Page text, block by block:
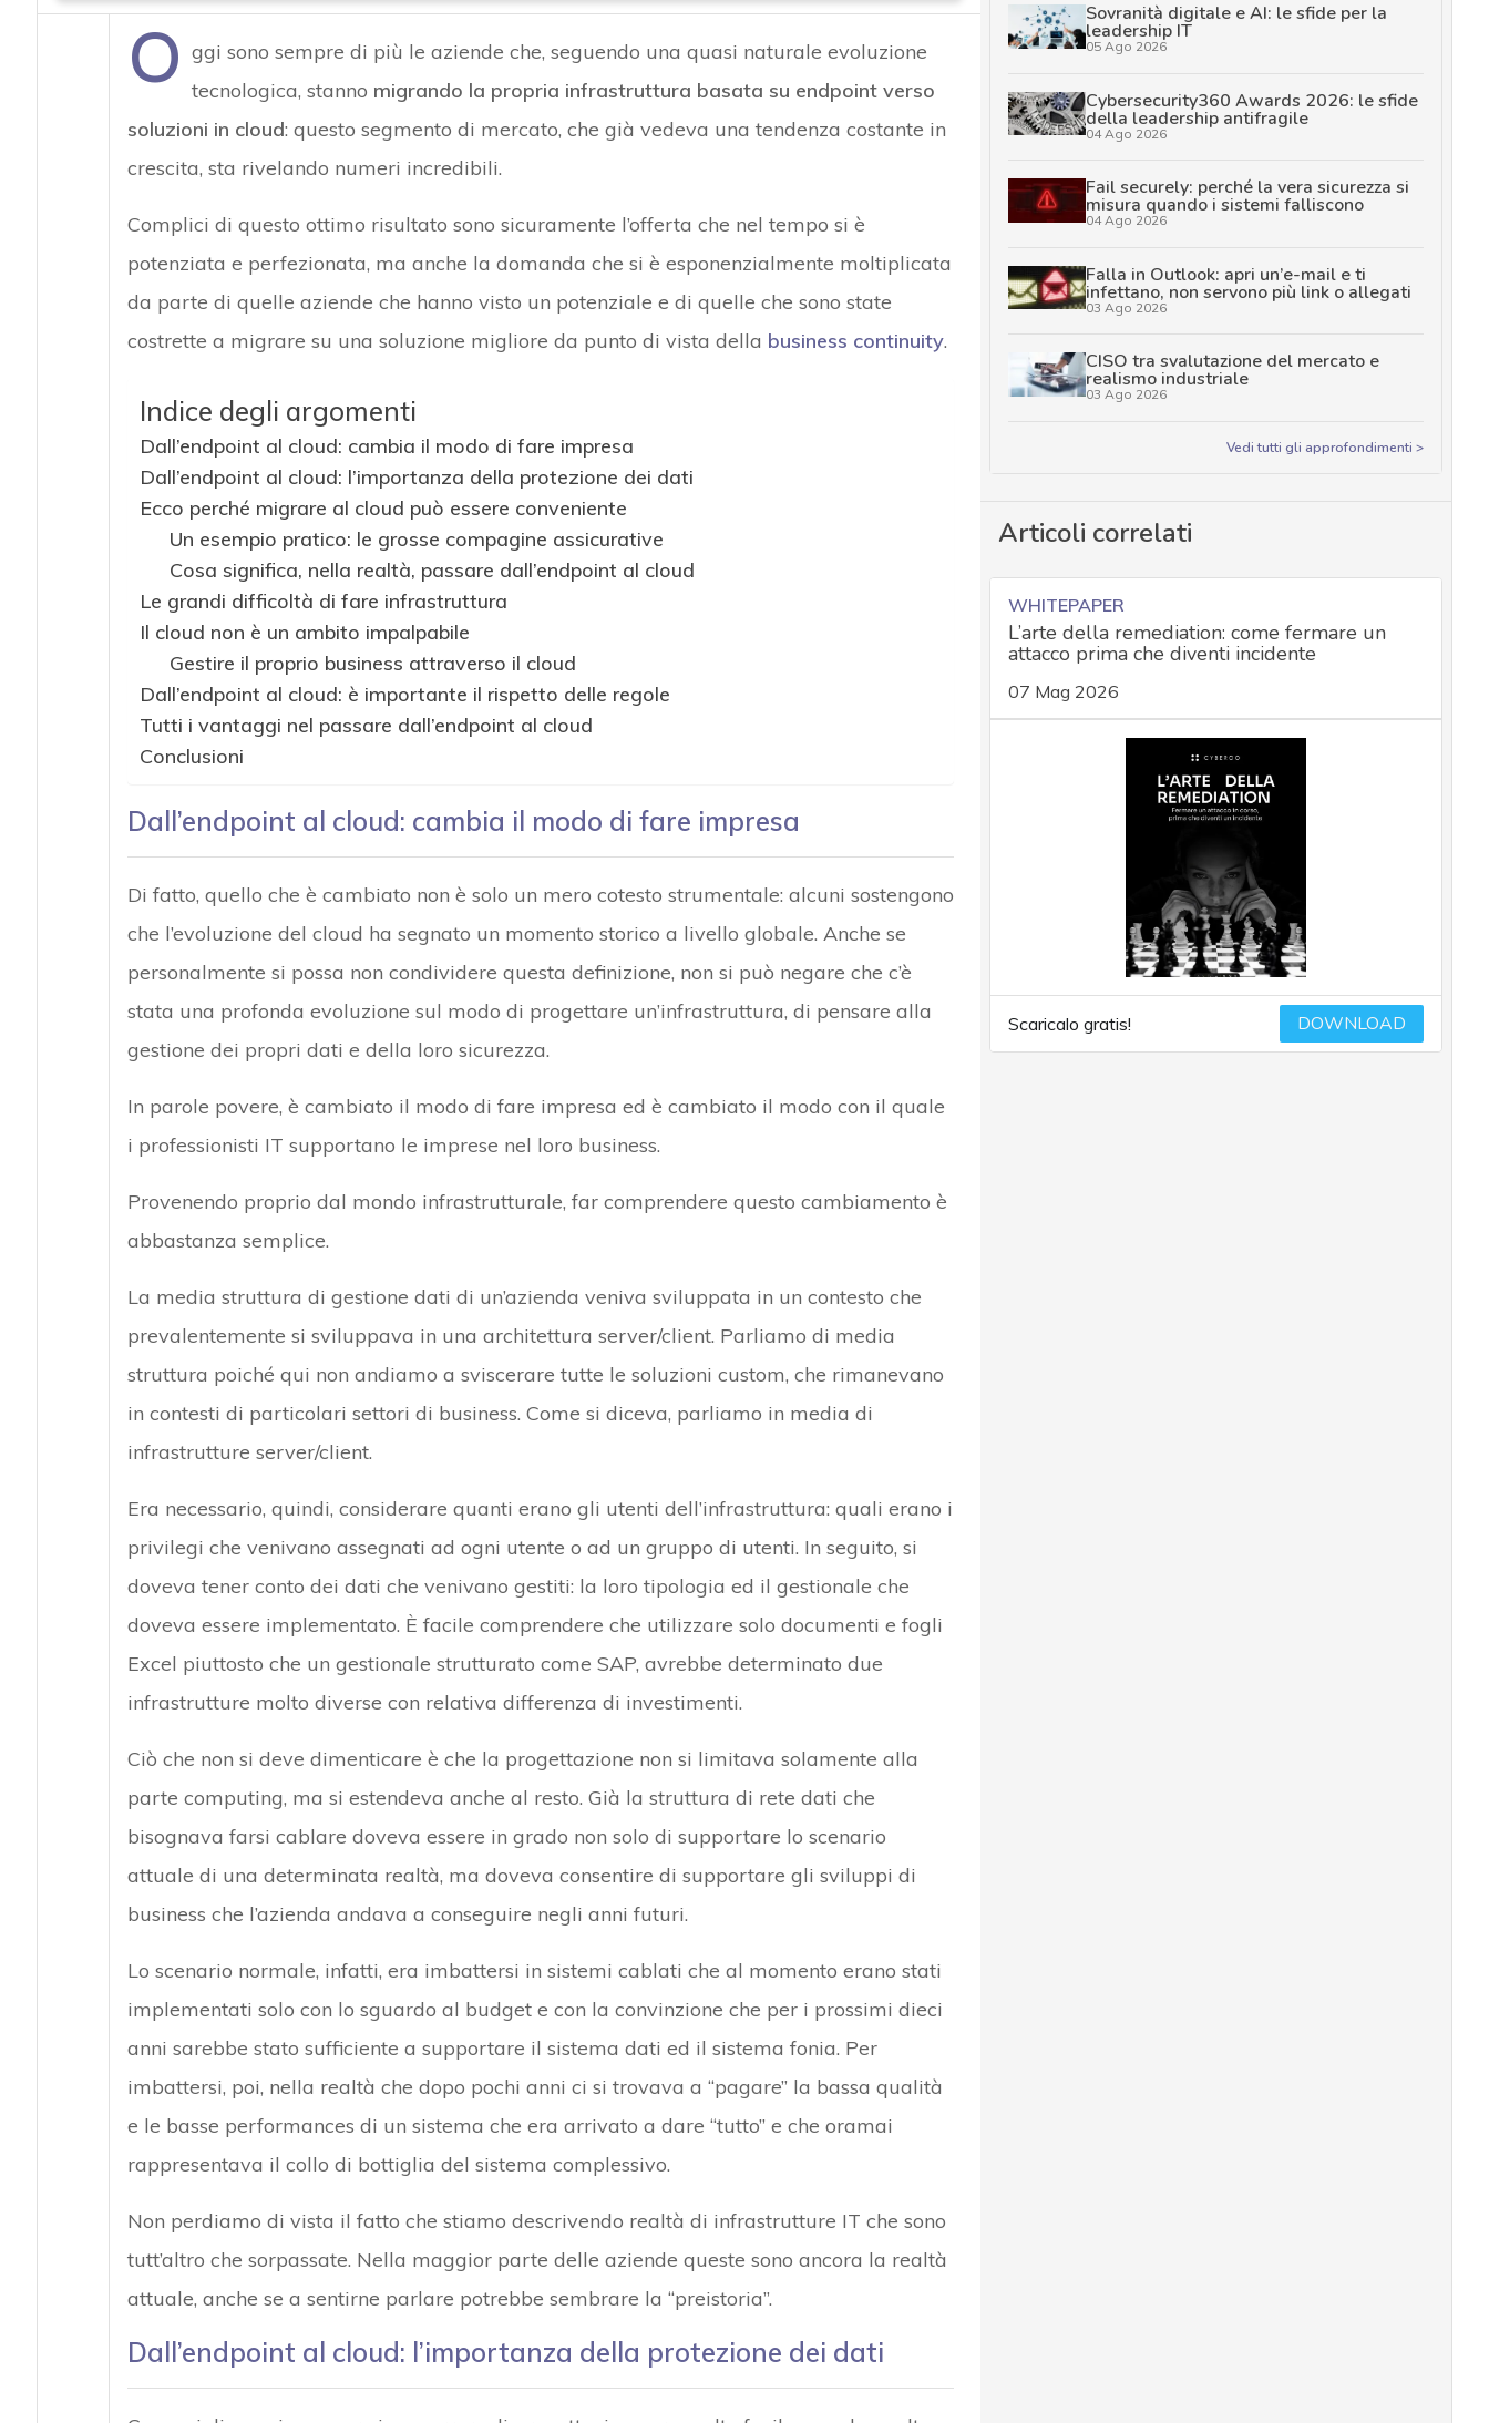
O ggi sono sempre di più le aziende che, seguendo una quasi naturale evoluzione
tecnologica, stanno migrando la propria infrastruttura basata su endpoint verso
soluzioni in cloud: questo segmento di mercato, che già vedeva una tendenza costante in
crescita, sta rivelando numeri incredibili.
Complici di questo ottimo risultato sono sicuramente l’offerta che nel tempo si è
potenziata e perfezionata, ma anche la domanda che si è esponenzialmente moltiplicata
da parte di quelle aziende che hanno visto un potenziale e di quelle che sono state
costrette a migrare su una soluzione migliore da punto di vista della business continuity.
Indice degli argomenti
Dall’endpoint al cloud: cambia il modo di fare impresa
Dall’endpoint al cloud: l’importanza della protezione dei dati
Ecco perché migrare al cloud può essere conveniente
Un esempio pratico: le grosse compagine assicurative
Cosa significa, nella realtà, passare dall’endpoint al cloud
Le grandi difficoltà di fare infrastruttura
Il cloud non è un ambito impalpabile
Gestire il proprio business attraverso il cloud
Dall’endpoint al cloud: è importante il rispetto delle regole
Tutti i vantaggi nel passare dall’endpoint al cloud
Conclusioni
Dall’endpoint al cloud: cambia il modo di fare impresa
Di fatto, quello che è cambiato non è solo un mero cotesto strumentale: alcuni sostengono
che l’evoluzione del cloud ha segnato un momento storico a livello globale. Anche se
personalmente si possa non condividere questa definizione, non si può negare che c’è
stata una profonda evoluzione sul modo di progettare un’infrastruttura, di pensare alla
gestione dei propri dati e della loro sicurezza.
In parole povere, è cambiato il modo di fare impresa ed è cambiato il modo con il quale
i professionisti IT supportano le imprese nel loro business.
Provenendo proprio dal mondo infrastrutturale, far comprendere questo cambiamento è
abbastanza semplice.
La media struttura di gestione dati di un’azienda veniva sviluppata in un contesto che
prevalentemente si sviluppava in una architettura server/client. Parliamo di media
struttura poiché qui non andiamo a sviscerare tutte le soluzioni custom, che rimanevano
in contesti di particolari settori di business. Come si diceva, parliamo in media di
infrastrutture server/client.
Era necessario, quindi, considerare quanti erano gli utenti dell’infrastruttura: quali erano i
privilegi che venivano assegnati ad ogni utente o ad un gruppo di utenti. In seguito, si
doveva tener conto dei dati che venivano gestiti: la loro tipologia ed il gestionale che
doveva essere implementato. È facile comprendere che utilizzare solo documenti e fogli
Excel piuttosto che un gestionale strutturato come SAP, avrebbe determinato due
infrastrutture molto diverse con relativa differenza di investimenti.
Ciò che non si deve dimenticare è che la progettazione non si limitava solamente alla
parte computing, ma si estendeva anche al resto. Già la struttura di rete dati che
bisognava farsi cablare doveva essere in grado non solo di supportare lo scenario
attuale di una determinata realtà, ma doveva consentire di supportare gli sviluppi di
business che l’azienda andava a conseguire negli anni futuri.
Lo scenario normale, infatti, era imbattersi in sistemi cablati che al momento erano stati
implementati solo con lo sguardo al budget e con la convinzione che per i prossimi dieci
anni sarebbe stato sufficiente a supportare il sistema dati ed il sistema fonia. Per
imbattersi, poi, nella realtà che dopo pochi anni ci si trovava a “pagare” la bassa qualità
e le basse performances di un sistema che era arrivato a dare “tutto” e che oramai
rappresentava il collo di bottiglia del sistema complessivo.
Non perdiamo di vista il fatto che stiamo descrivendo realtà di infrastrutture IT che sono
tutt’altro che sorpassate. Nella maggior parte delle aziende queste sono ancora la realtà
attuale, anche se a sentirne parlare potrebbe sembrare la “preistoria”.
Dall’endpoint al cloud: l’importanza della protezione dei dati
Sovranità digitale e AI: le sfide per la
leadership IT
05 Ago 2026
Cybersecurity360 Awards 2026: le sfide
della leadership antifragile
04 Ago 2026
Fail securely: perché la vera sicurezza si
misura quando i sistemi falliscono
04 Ago 2026
Falla in Outlook: apri un’e-mail e ti
infettano, non servono più link o allegati
03 Ago 2026
CISO tra svalutazione del mercato e
realismo industriale
03 Ago 2026
Vedi tutti gli approfondimenti >
Articoli correlati
WHITEPAPER
L’arte della remediation: come fermare un
attacco prima che diventi incidente
07 Mag 2026
Scaricalo gratis! DOWNLOAD